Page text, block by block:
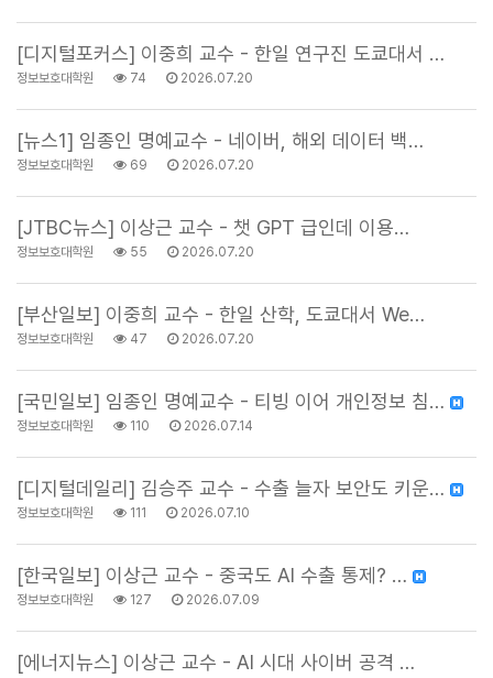
[디지털포커스] 이중희 교수 - 한일 연구진 도쿄대서 …
정보보호대학원 74 2026.07.20
[뉴스1] 임종인 명예교수 - 네이버, 해외 데이터 백…
정보보호대학원 69 2026.07.20
[JTBC뉴스] 이상근 교수 - 챗 GPT 급인데 이용…
정보보호대학원 55 2026.07.20
[부산일보] 이중희 교수 - 한일 산학, 도쿄대서 We…
정보보호대학원 47 2026.07.20
[국민일보] 임종인 명예교수 - 티빙 이어 개인정보 침…
정보보호대학원 110 2026.07.14
[디지털데일리] 김승주 교수 - 수출 늘자 보안도 키운…
정보보호대학원 111 2026.07.10
[한국일보] 이상근 교수 - 중국도 AI 수출 통제? …
정보보호대학원 127 2026.07.09
[에너지뉴스] 이상근 교수 - AI 시대 사이버 공격 …